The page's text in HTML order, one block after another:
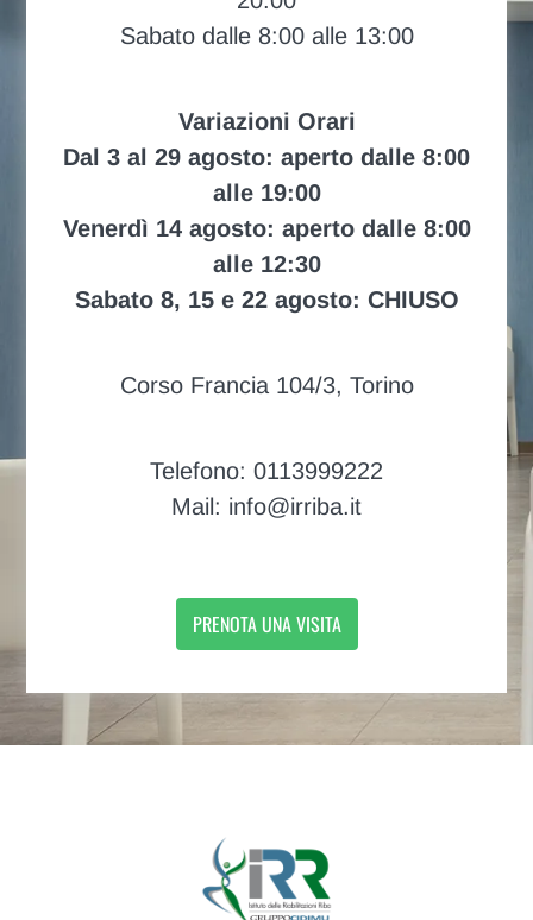
Sabato dalle 8:00 alle 13:00
Variazioni Orari
Dal 3 al 29 agosto: aperto dalle 8:00
alle 19:00
Venerdì 14 agosto: aperto dalle 8:00
alle 12:30
Sabato 8, 15 e 22 agosto: CHIUSO
Corso Francia 104/3, Torino
Telefono: 0113999222
Mail: info@irriba.it
PRENOTA UNA VISITA